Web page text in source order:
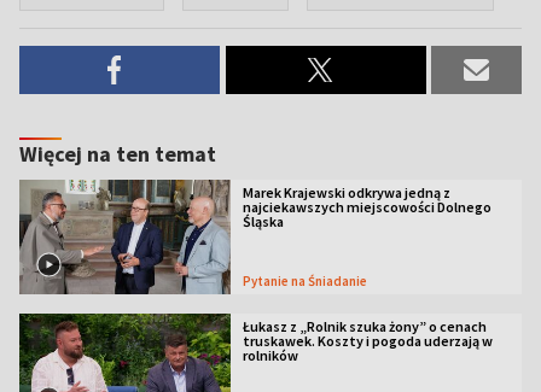
Więcej na ten temat
Marek Krajewski odkrywa jedną z
najciekawszych miejscowości Dolnego
Śląska
Pytanie na Śniadanie
Łukasz z „Rolnik szuka żony” o cenach
truskawek. Koszty i pogoda uderzają w
rolników